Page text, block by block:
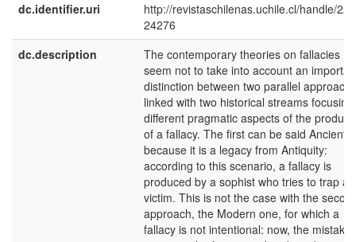
dc.identifier.uri
http://revistaschilenas.uchile.cl/handle/
24276
dc.description
The contemporary theories on fallacies
seem not to take into account an
distinction between two parallel
linked with two historical streams
different pragmatic aspects of the
of a fallacy. The first can be said Ancient
because it is a legacy from Antiquity:
according to this scenario, a fallacy is
produced by a sophist who tries to trap a
victim. This is not the case with the
approach, the Modern one, for which a
fallacy is not intentional: now, the mistake